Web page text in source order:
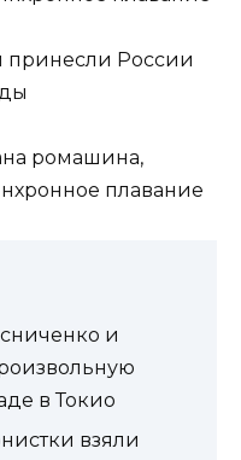
принесли России
ромашина,
плавание
и
в Токио
взяли